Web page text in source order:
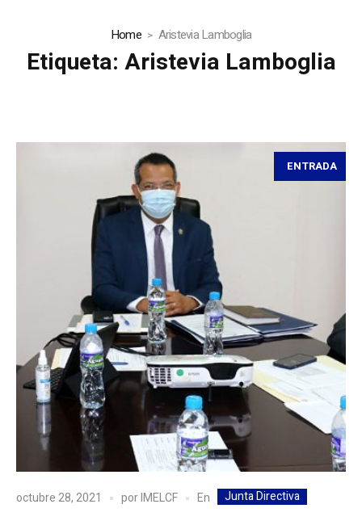
Home Aristevia Lamboglia
Etiqueta: Aristevia Lamboglia
ENTRADA
octubre 28, 2021 porIMELCF En Junta Directiva